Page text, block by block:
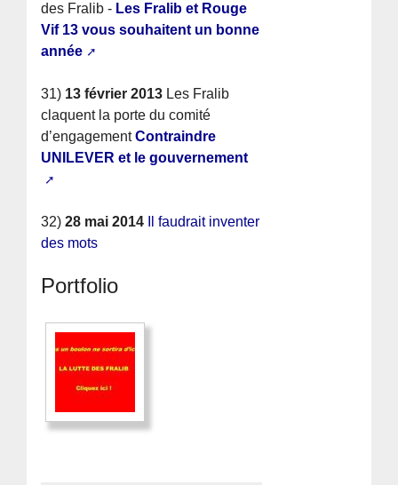
des Fralib - Les Fralib et Rouge
Vif 13 vous souhaitent un bonne
année
31) 13 février 2013 Les Fralib
claquent la porte du comité
d’engagementContraindre
UNILEVER et le gouvernement
32)28 mai 2014
Il faudrait inventer
des mots
Portfolio